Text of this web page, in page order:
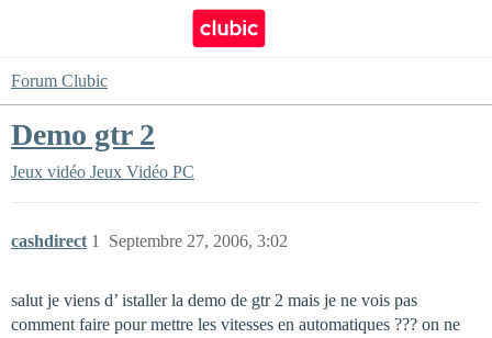
Forum Clubic
Demo gtr 2
Jeux vidéo Jeux Vidéo PC
cashdirect Septembre 27, 2006, 3:02
1
salut je viens d’ istaller la demo de gtr 2 mais je ne vois pas
comment faire pour mettre les vitesses en automatiques ??? on ne